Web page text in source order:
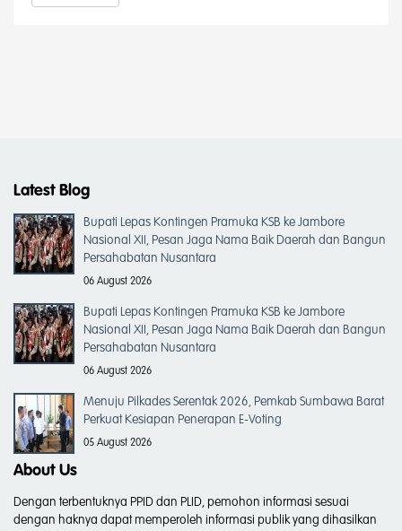
Latest Blog
Bupati Lepas Kontingen Pramuka KSB ke Jambore
Nasional XII, Pesan Jaga Nama Baik Daerah dan Bangun
Persahabatan Nusantara
06 August 2026
Bupati Lepas Kontingen Pramuka KSB ke Jambore
Nasional XII, Pesan Jaga Nama Baik Daerah dan Bangun
Persahabatan Nusantara
06 August 2026
Menuju Pilkades Serentak 2026, Pemkab Sumbawa Barat
Perkuat Kesiapan Penerapan E-Voting
05 August 2026
About Us
Dengan terbentuknya PPID dan PLID, pemohon informasi sesuai
dengan haknya dapat memperoleh informasi publik yang dihasilkan